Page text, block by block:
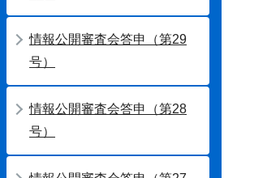
情報公開審査会答申（第29
号）
情報公開審査会答申（第28
号）